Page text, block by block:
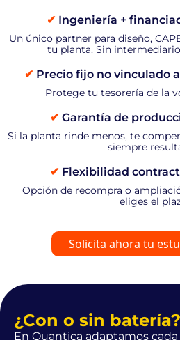
CONÓCENOS
✔ Ingeniería +
Un único partner para diseño,
tu planta. Sin
✔ Precio fijo no vinculado
Protege tu tesorería de la
✔ Garantía de
Si la planta rinde menos, te
siempre
✔ Flexibilidad
Opción de recompra o
eliges el
Solicita ahora tu
¿Con o sin batería?
En Quantica adaptamos